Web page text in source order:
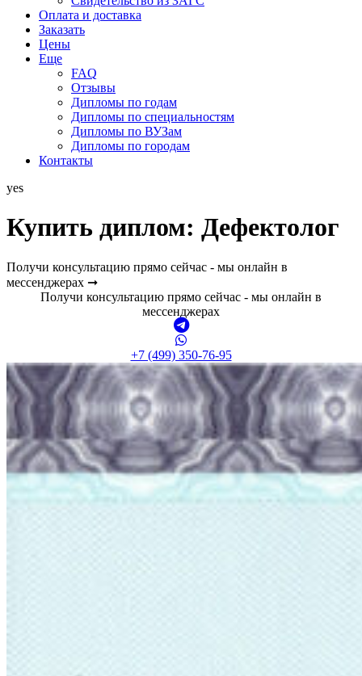
Оплата и доставка
Заказать
Цены
Еще
FAQ
Отзывы
Дипломы по годам
Дипломы по специальностям
Дипломы по ВУЗам
Дипломы по городам
Контакты
yes
Купить диплом: Дефектолог
Получи консультацию прямо сейчас - мы онлайн в
мессенджерах ➞
Получи консультацию прямо сейчас - мы онлайн в
мессенджерах
+7 (499) 350-76-95